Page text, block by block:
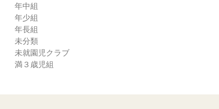
年中組
年少組
年長組
未分類
未就園児クラブ
満３歳児組